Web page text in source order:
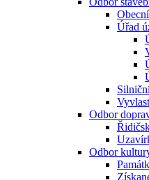
Úřad
Odbor
Odbor